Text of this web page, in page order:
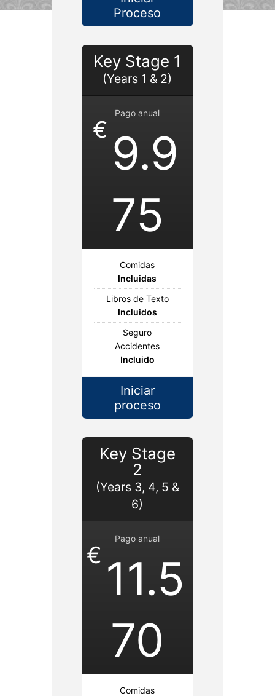
Proceso
Key Stage 1
(Years 1 & 2)
Pago anual
€ 9.9
75
Comidas
Incluidas
Libros de Texto
Incluidos
Seguro
Accidentes
Incluido
Iniciar
proceso
Key Stage
2
(Years 3, 4, 5 &
6)
Pago anual
€ 11.5
70
Comidas